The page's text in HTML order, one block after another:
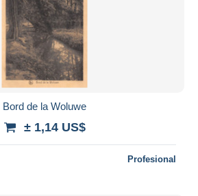
Bord de la Woluwe
± 1,14 US$
Profesional